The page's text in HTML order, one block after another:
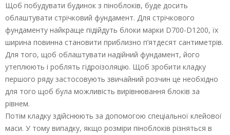
Щоб побудувати будинок з піноблоків, буде досить
облаштувати стрічковий фундамент. Для стрічкового
фундаменту найкраще підійдуть блоки марки D700-D1200, їх
ширина повинна становити приблизно п’ятдесят сантиметрів.
Для того, щоб облаштувати надійний фундамент, його
утеплюють і роблять гідроізоляцію. Щоб зробити кладку
першого ряду застосовують звичайний розчин це необхідно
для того щоб була можливість вирівнювання блоків за
рівнем.
Потім кладку здійснюють за допомогою спеціальної клейової
маси. У тому випадку, якщо розміри піноблоків різняться в